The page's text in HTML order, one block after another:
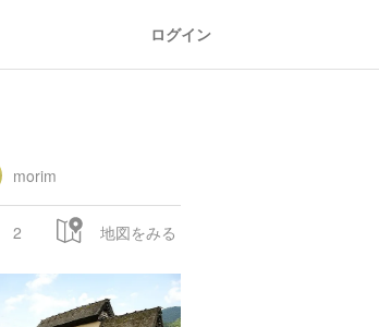
ログイン
morim
2 地図をみる